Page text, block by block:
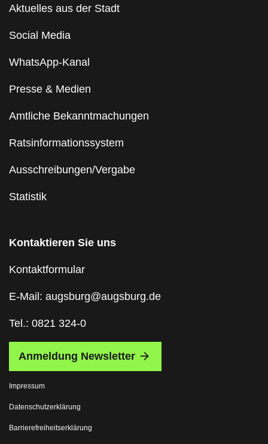
Aktuelles aus der Stadt
Social Media
WhatsApp-Kanal
Presse & Medien
Amtliche Bekanntmachungen
Ratsinformationssystem
Ausschreibungen/Vergabe
Statistik
Kontaktieren Sie uns
Kontaktformular
E-Mail: augsburg@augsburg.de
Tel.: 0821 324-0
Anmeldung Newsletter
Impressum
Datenschutzerklärung
Barrierefreiheitserklärung